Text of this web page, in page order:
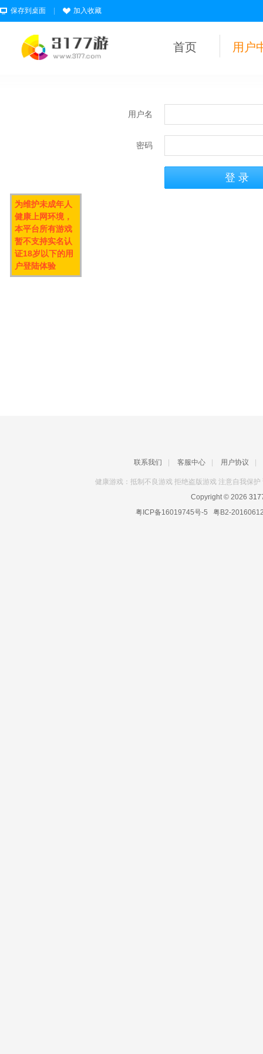
保存到桌面 加入收藏
首页 用户
用户名
密码
联系我们 客服中心 用户协议
健康游戏：抵制不良游戏 拒绝盗版游戏 注意自我保
Copyright © 2026
粤ICP备16019745号-5 粤B2-
为维护未成年人
健康上网环境，
本平台所有游戏
暂不支持实名认
证18岁以下的用
户登陆体验